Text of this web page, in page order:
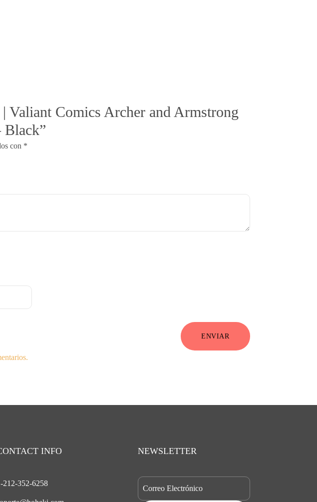
Valiant Comics Archer and Armstrong
con *
ENVIAR
INFO
212-352-6258
NEWSLETTER